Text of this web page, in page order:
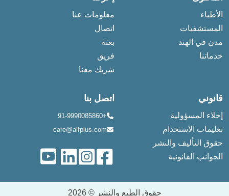
الأطباء
المستشفيات
مدن في الهند
خدماتنا
معلومات عنا
اتصال
بعثة
فريق
شريك معنا
قانوني
إخلاء المسؤولية
تعليمات الاستخدام
حقوق التأليف والنشر
الجوانب القانونية
اتصل بنا
+91-9990085860
care@alfplus.com
حقوق الطبع والنشر © 2026